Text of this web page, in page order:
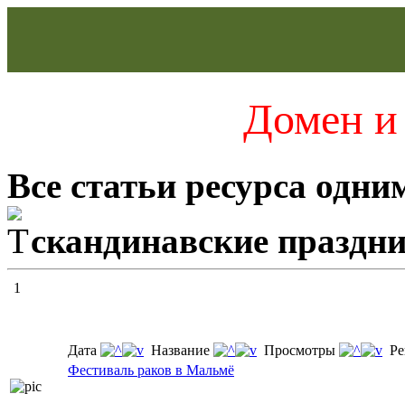
Домен и
Все статьи ресурса
скандинавские
1
Дата Название Просмотры
Фестиваль раков в Мальмё